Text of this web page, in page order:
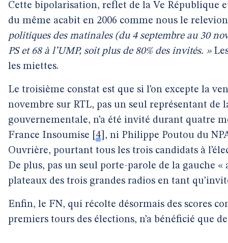
Cette bipolarisation, reflet de la Ve République
du même acabit en 2006 comme nous le
politiques des matinales (du 4 septembre au 30
PS et 68 à l’UMP, soit plus de 80% des invités. »
les miettes.
Le troisième constat est que si l’on excepte la
novembre sur RTL, pas un seul représentant de
gouvernementale, n’a été invité durant quatre
France Insoumise
4 , ni Philippe Poutou du
Ouvrière, pourtant tous les trois candidats à
De plus, pas un seul porte-parole de la gauche «
plateaux des trois grandes radios en tant
Enfin, le FN, qui récolte désormais des scores
premiers tours des élections, n’a bénéficié que